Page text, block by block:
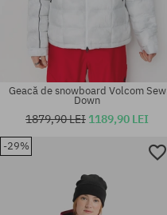
Mărimi existente:
Geacă de snowboard Volcom Sew
Down
1879,90 LEI 1189,90 LEI
-29%